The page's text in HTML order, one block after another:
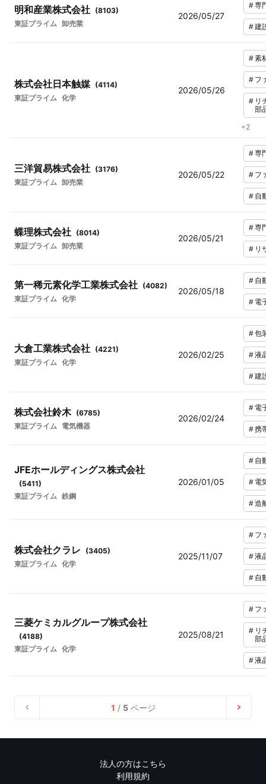
明和産業株式会社 (8103)
東証プライム 卸売業
2026/05/27
#専
#建
株式会社日本触媒 (4114)
東証プライム 化学
2026/05/26
#素
# フ
# リ
部
+2
三洋貿易株式会社 (3176)
東証プライム 卸売業
2026/05/22
#専
# フ
# 自
蝶理株式会社 (8014)
東証プライム 卸売業
2026/05/21
#専
# リ
第一稀元素化学工業株式会社 (4082)
東証プライム 化学
2026/05/18
# 自
# 電
大倉工業株式会社 (4221)
東証プライム 化学
2026/02/25
#包
#液
#建
株式会社鈴木 (6785)
東証プライム 電気機器
2026/02/24
# 電
#携
JFEホールディングス株式会社
(5411)
東証プライム 鉄鋼
2026/01/05
# 自
# 電
#造
株式会社クラレ (3405)
東証プライム 化学
2025/11/07
# フ
#液
# 自
三菱ケミカルグループ株式会社
(4188)
東証プライム 化学
2025/08/21
# フ
# リ
部
#液
1 / 5ページ
法人の方はこちら
利用規約